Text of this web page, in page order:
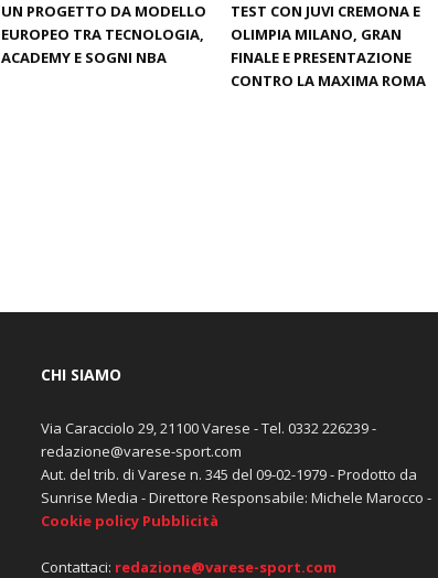
UN PROGETTO DA MODELLO
EUROPEO TRA TECNOLOGIA,
ACADEMY E SOGNI NBA
TEST CON JUVI CREMONA E
OLIMPIA MILANO, GRAN
FINALE E PRESENTAZIONE
CONTRO LA MAXIMA ROMA
CHI SIAMO
Via Caracciolo 29, 21100 Varese - Tel. 0332 226239 -
redazione@varese-sport.com
Aut. del trib. di Varese n. 345 del 09-02-1979 - Prodotto da
Sunrise Media - Direttore Responsabile: Michele Marocco -
Cookie policy Pubblicità
Contattaci: redazione@varese-sport.com